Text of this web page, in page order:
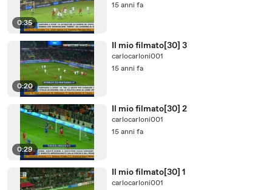
0:35
15 anni fa
0:20
Il mio filmato[30] 3
carlocarloni001
15 anni fa
0:29
Il mio filmato[30] 2
carlocarloni001
15 anni fa
Il mio filmato[30] 1
carlocarloni001